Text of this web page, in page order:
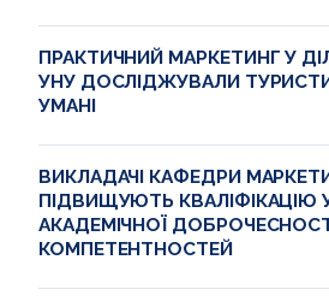
ПРАКТИЧНИЙ МАРКЕТИНГ У
УНУ ДОСЛІДЖУВАЛИ
УМАНІ
ВИКЛАДАЧІ КАФЕДРИ
ПІДВИЩУЮТЬ КВАЛІФІКАЦІЮ
АКАДЕМІЧНОЇ
КОМПЕТЕНТНОСТЕЙ